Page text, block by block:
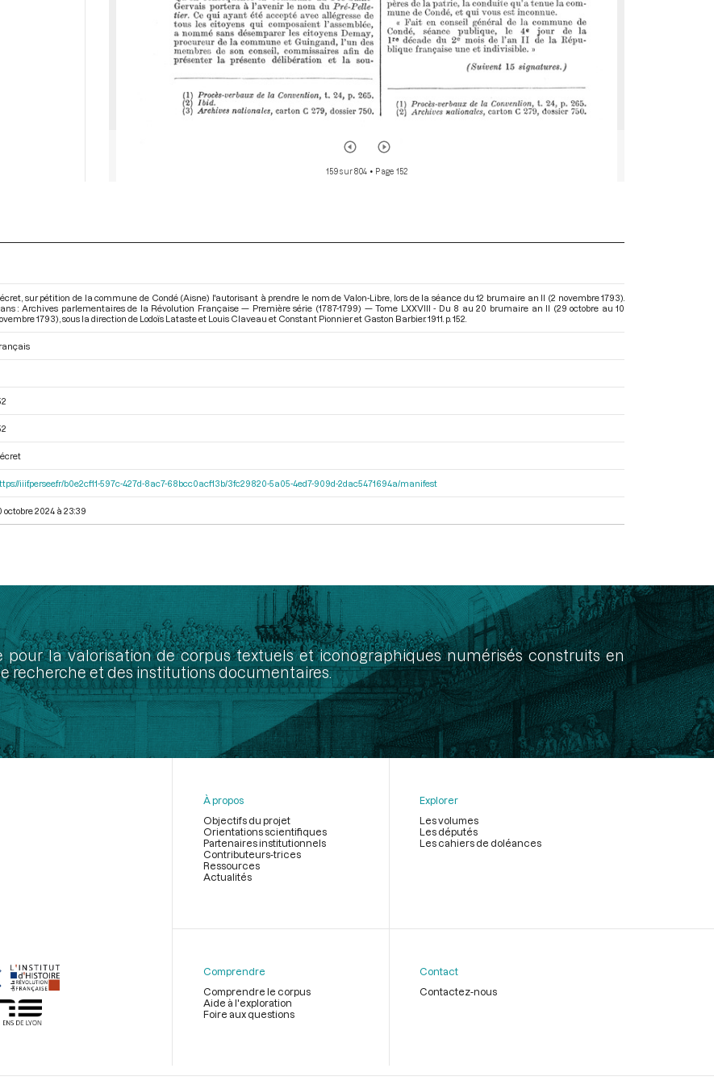
159 sur 804 • Page 152
sur pétition de la commune de Condé (Aisne) l'autorisant à prendre le nom de Valon-Libre, lors de la séance du 12 brumaire an II (2 novembre 1793).
: Archives parlementaires de la Révolution Française — Première série (1787-1799) — Tome LXXVIII - Du 8 au 20 brumaire an II (29 octobre au 10
1793) , sous la direction de Lodoïs Lataste et Louis Claveau et Constant Pionnier et Gaston Barbier. 1911. p. 152.
iiif.persee.fr/b0e2cf11-597c-427d-8ac7-68bcc0acf13b/3fc29820-5a05-4ed7-909d-2dac5471694a/manifest
octobre 2024 à 23:39
pour la valorisation de corpus textuels et iconographiques numérisés construits en
recherche et des institutions documentaires.
page
À propos
Objectifs du projet
Orientations scientifiques
Partenaires institutionnels
Contributeurs-trices
Ressources
Actualités
Explorer
Les volumes
Les députés
Les cahiers de doléances
Comprendre
Comprendre le corpus
Aide à l'exploration
Foire aux questions
Contact
Contactez-nous